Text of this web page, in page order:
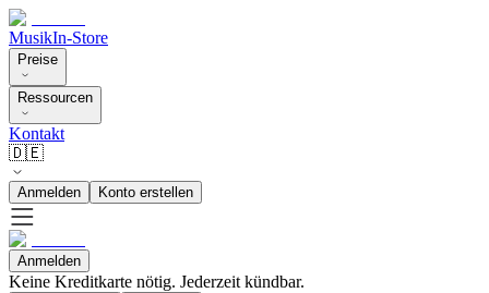
MusikIn-Store
Preise
Ressourcen
Kontakt
🇩🇪
Anmelden Konto erstellen
Anmelden
Keine Kreditkarte nötig. Jederzeit kündbar.